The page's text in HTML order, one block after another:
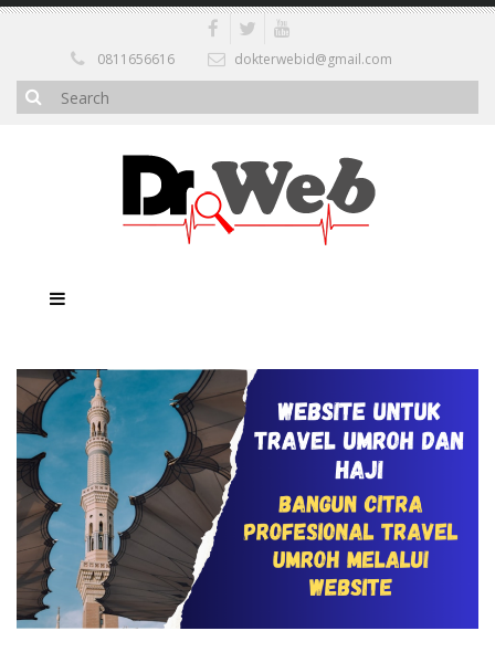
0811656616 dokterwebid@gmail.com